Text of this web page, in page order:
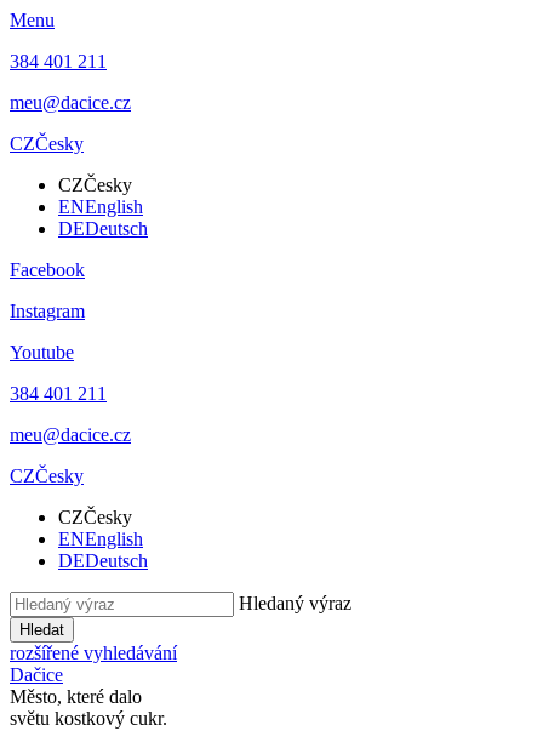
Menu
384 401 211
meu@dacice.cz
CZČesky
CZČesky
ENEnglish
DEDeutsch
Facebook
Instagram
Youtube
384 401 211
meu@dacice.cz
CZČesky
CZČesky
ENEnglish
DEDeutsch
Hledaný výraz
Hledat
rozšířené vyhledávání
Dačice
Město, které dalo
světu kostkový cukr.